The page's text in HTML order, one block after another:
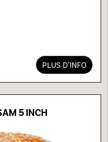
PLUS D'INFO
5 INCH